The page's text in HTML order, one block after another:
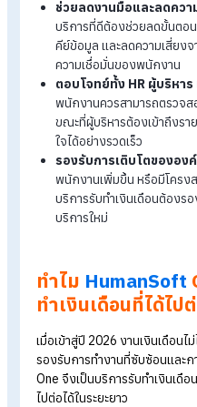
บริการนั้นรองรับการทำงา
ทำเงินเดือนที่เหมาะกับปี
เชื่อมโยงงาน HR ทั้ง
บริการรับทำเงินเดือนใ
พนักงาน การลงเวลา ก
ทำงานแบบแยกส่วน แ
ระบบเดียว
ช่วยลดงานมือและล
ความเชื่อมั่นของพนักง
ตอบโจทย์ทั้ง HR ผู้บ
ขณะที่ผู้บริหารต้องเข้า
ใจได้อย่างรวดเร็ว
รองรับการเติบโตขอ